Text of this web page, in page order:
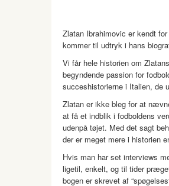
Zlatan Ibrahimovic er kendt
kommer til udtryk i hans
Vi får hele historien om
begyndende passion for
succeshistorierne i Italien, de
Zlatan er ikke bleg for at
at få et indblik i fodboldens
udenpå tøjet. Med det sagt
der er meget mere i historien
Hvis man har set interviews
ligetil, enkelt, og til tider
bogen er skrevet af